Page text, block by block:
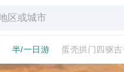
半/一日游 蛋壳拱门四驱